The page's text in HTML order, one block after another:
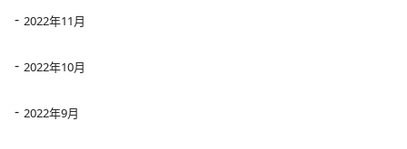
2022年11月
2022年10月
2022年9月